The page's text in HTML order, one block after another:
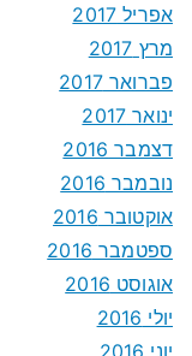
אפריל 2017
מרץ 2017
פברואר 2017
ינואר 2017
דצמבר 2016
נובמבר 2016
אוקטובר 2016
ספטמבר 2016
אוגוסט 2016
יולי 2016
יוני 2016